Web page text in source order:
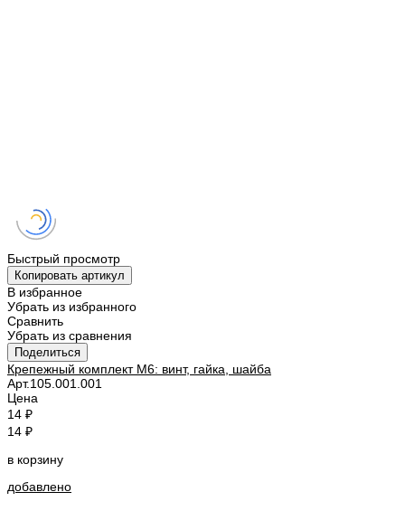
Быстрый просмотр
Копировать артикул
В избранное
Убрать из избранного
Сравнить
Убрать из сравнения
Поделиться
Крепежный комплект M6: винт, гайка, шайба
Арт.105.001.001
Цена
14 ₽
14 ₽
в корзину
добавлено